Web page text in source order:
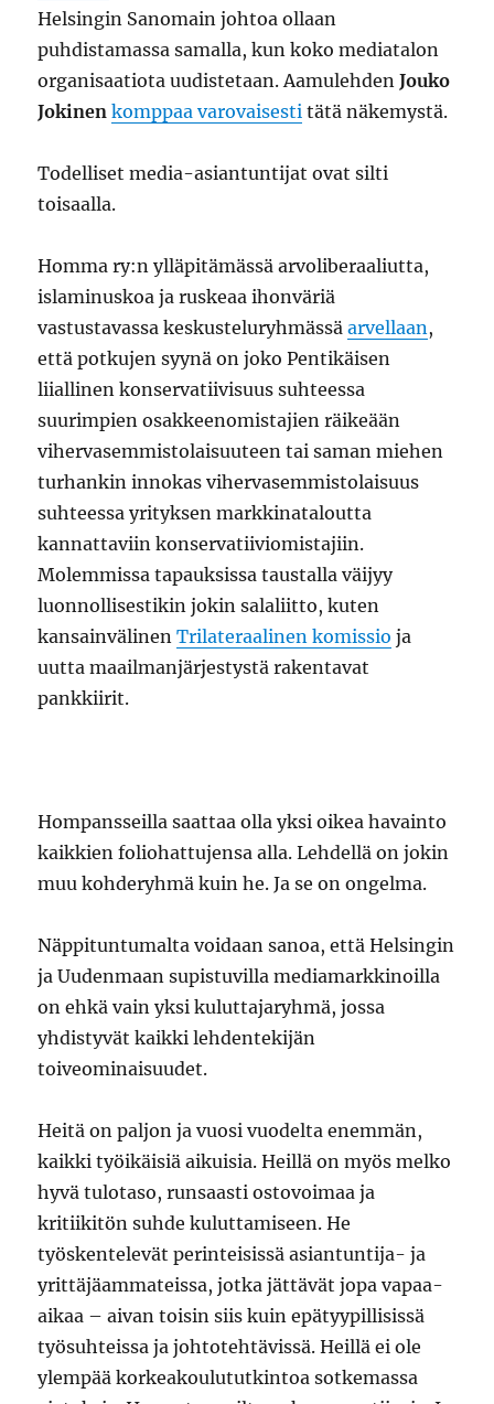
Helsingin Sanomain johtoa ollaan
puhdistamassa samalla, kun koko mediatalon
organisaatiota uudistetaan. AamulehdenJouko
Jokinen komppaa varovaisesti tätä näkemystä.
Todelliset media-asiantuntijat ovat silti
toisaalla.
Homma ry:n ylläpitämässä arvoliberaaliutta,
islaminuskoa ja ruskeaa ihonväriä
vastustavassa keskusteluryhmässäarvellaan,
että potkujen syynä on joko Pentikäisen
liiallinen konservatiivisuus suhteessa
suurimpien osakkeenomistajien räikeään
vihervasemmistolaisuuteen tai saman miehen
turhankin innokas vihervasemmistolaisuus
suhteessa yrityksen markkinataloutta
kannattaviin konservatiiviomistajiin.
Molemmissa tapauksissa taustalla väijyy
luonnollisestikin jokin salaliitto, kuten
kansainvälinenTrilateraalinen komissio ja
uutta maailmanjärjestystä rakentavat
pankkiirit.
Hompansseilla saattaa olla yksi oikea havainto
kaikkien foliohattujensa alla. Lehdellä on jokin
muu kohderyhmä kuin he. Ja se on ongelma.
Näppituntumalta voidaan sanoa, että Helsingin
ja Uudenmaan supistuvilla mediamarkkinoilla
on ehkä vain yksi kuluttajaryhmä, jossa
yhdistyvät kaikki lehdentekijän
toiveominaisuudet.
Heitä on paljon ja vuosi vuodelta enemmän,
kaikki työikäisiä aikuisia. Heillä on myös melko
hyvä tulotaso, runsaasti ostovoimaa ja
kritiikitön suhde kuluttamiseen. He
työskentelevät perinteisissä asiantuntija- ja
yrittäjäammateissa, jotka jättävät jopa vapaa-
aikaa – aivan toisin siis kuin epätyypillisissä
työsuhteissa ja johtotehtävissä. Heillä ei ole
ylempää korkeakoulututkintoa sotkemassa